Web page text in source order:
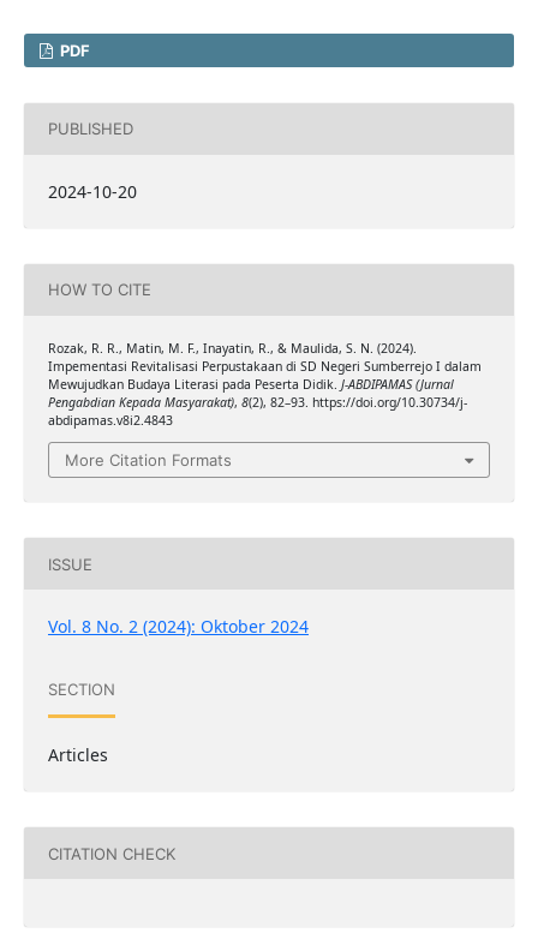
PDF
PUBLISHED
2024-10-20
HOW TO CITE
Rozak, R. R., Matin, M. F., Inayatin, R., & Maulida, S. N. (2024).
Impementasi Revitalisasi Perpustakaan di SD Negeri Sumberrejo I dalam
Mewujudkan Budaya Literasi pada Peserta Didik. J-ABDIPAMAS (Jurnal
Pengabdian Kepada Masyarakat), 8(2), 82–93. https://doi.org/10.30734/j-
abdipamas.v8i2.4843
More Citation Formats
ISSUE
Vol. 8 No. 2 (2024): Oktober 2024
SECTION
Articles
CITATION CHECK